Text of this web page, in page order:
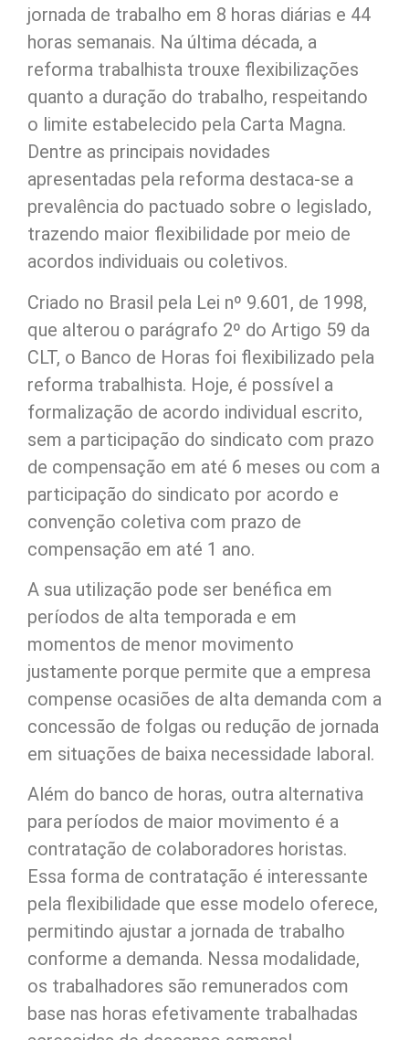
jornada de trabalho em 8 horas diárias e 44
horas semanais. Na última década, a
reforma trabalhista trouxe flexibilizações
quanto a duração do trabalho, respeitando
o limite estabelecido pela Carta Magna.
Dentre as principais novidades
apresentadas pela reforma destaca-se a
prevalência do pactuado sobre o legislado,
trazendo maior flexibilidade por meio de
acordos individuais ou coletivos.
Criado no Brasil pela Lei nº 9.601, de 1998,
que alterou o parágrafo 2º do Artigo 59 da
CLT, o Banco de Horas foi flexibilizado pela
reforma trabalhista. Hoje, é possível a
formalização de acordo individual escrito,
sem a participação do sindicato com prazo
de compensação em até 6 meses ou com a
participação do sindicato por acordo e
convenção coletiva com prazo de
compensação em até 1 ano.
A sua utilização pode ser benéfica em
períodos de alta temporada e em
momentos de menor movimento
justamente porque permite que a empresa
compense ocasiões de alta demanda com a
concessão de folgas ou redução de jornada
em situações de baixa necessidade laboral.
Além do banco de horas, outra alternativa
para períodos de maior movimento é a
contratação de colaboradores horistas.
Essa forma de contratação é interessante
pela flexibilidade que esse modelo oferece,
permitindo ajustar a jornada de trabalho
conforme a demanda. Nessa modalidade,
os trabalhadores são remunerados com
base nas horas efetivamente trabalhadas